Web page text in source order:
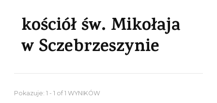
kościół św. Mikołaja
w Sczebrzeszynie
Pokazuje: 1 - 1 of 1 WYNIKÓW